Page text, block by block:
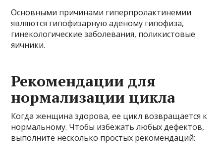
Основными причинами гиперпролактинемии
являются гипофизарную аденому гипофиза,
гинекологические заболевания, поликистовые
яичники.
Рекомендации для
нормализации цикла
Когда женщина здорова, ее цикл возвращается к
нормальному. Чтобы избежать любых дефектов,
выполните несколько простых рекомендаций: